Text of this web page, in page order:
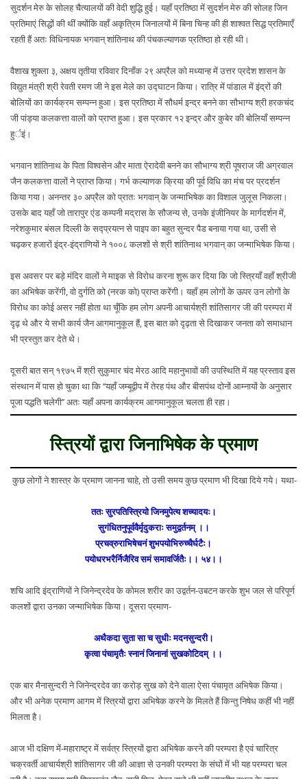
सुदर्शन मेरु के सोलह चैत्यालयों की वेदी शुद्धि हुई। यहाँ प्रतिष्ठा में सुदर्शन मेरु की सोलह जिन
प्रतिमाएं सिद्धों की थीं क्योंकि वहाँ अकृत्रिम जिनालयों में बिना चिन्ह की ही शाश्वत सिद्ध प्रतिमाएँ
रहती हैं अतः विधिनायक भगवान् शांतिनाथ की पंचकल्याणक प्रतिष्ठा हो रही थी।
वैशाख शुक्ला ३, अक्षय तृतीया रविवार दिनाँक २९ अप्रैल को मध्यान्ह में उत्तर प्रदेश शासन के
विद्युत मंत्री श्री रेवती रमण जी ने इस मेले का उद्घाटन किया। रात्रि में पांडाल में इंद्रों की
बोलियों का कार्यक्रम सम्पन्न हुआ। इस प्रतिष्ठा में सौधर्म इन्द्र बनने का सौभाग्य श्री हरकचंद
जी पांड्या कलकत्ता वालों को प्राप्त हुआ। इस प्रकार १२ इन्द्र और कुबेर की बोलियाँ सम्पन्न
हुर्इं।
भगवान शांतिनाथ के पिता विश्वसेन और माता ऐरादेवी बनने का सौभाग्य श्री पूषराज जी अग्रवाल
जैन कलकत्ता वालों ने प्राप्त किया। गर्भ कल्याणक क्रिया की पूर्व विधि का मंच पर प्रदर्शन
किया गया। अनन्तर ३० अप्रैल को प्रातः भगवान् के जन्माभिषेक का विशाल जुलूस निकला।
उसके बाद यहाँ जो तारापुर एंड कम्पनी मद्रास के सौजन्य से, उनके इंजीनियर के मार्गदर्शन में,
नरेशकुमार बंसल दिल्ली के सद्प्रयत्न से पाइप का बहुत सुन्दर पैड बनाया गया था, उसी से
चढ़कर हजारों इंद्र-इंद्राणियों ने १००८ कलशों से श्री शांतिनाथ भगवान् का जन्माभिषेक किया।
इस अवसर पर बड़े मंदिर वालों ने माइक से विरोध करना शुरू कर दिया कि जो स्त्रियाँ वहाँ श्रीजी
का अभिषेक करेंगी, वो दुर्गति को (नरक को) प्राप्त करेंगी। यहाँ हम लोगों के ऊपर उन लोगों के
विरोध का कोई असर नहीं होता था चूँकि हम लोग अपनी आचार्यश्री शांतिसागर जी की परम्परा में
दृढ़ थे और ये सभी कार्य जैन आगमानुकूल हैं, इस बात को दृढ़ता से दिखाकर जनता को समाधान
भी प्रस्तुत कर देते थे।
दूसरी बात सन् १९७५ में श्री सुकुमार चंद मेरठ आदि महानुभावों की उपस्थिति में यह प्रस्ताव इस
संस्थान में पास हो चुका था कि ‘‘यहाँ जम्बूद्वीप में तेरह पंथ और बीसपंथ दोनों आम्नायों के अनुसार
पूजा पद्धति चलेगी’’ अतः यहाँ अपना कार्यक्रम आगमानुकूल चलता ही रहा।
स्त्रियों द्वारा जिनाभिषेक के प्रमाण
कुछ लोगों ने शास्त्र के प्रमाण जानना चाहे, तो उसी समय कुछ प्रमाण भी दिखा दिये गये। यथा-
ततः सुरपतिस्त्रियो जिनमुपेत्य शच्यादयः।
सुगंधितनुपूर्ववैर्मृदुकराः समुद्वर्तनम् ।।
प्रचव्रुराभिषेचनं शुभपयोभिरुच्चैर्घटैः।
पयोधरभरैर्निजैरिव समं समावर्जितैः।। ५४।।
शचि आदि इंद्राणियों ने जिनेन्द्रदेव के कोमल शरीर का उद्वर्तन-उबटन करके शुभ जल से परिपूर्ण
कलशों द्वारा उनका जन्माभिषेक किया। दूसरा प्रमाण-
अथैकदा सुता सा च सुधीः मदनसुन्दरी।
कृत्वा पंचामृतैः स्नानं जिनानां सुखकोटिदम् ।।
एक बार मैनासुन्दरी ने जिनेन्द्रदेव का करोड़ सुख को देने वाला ऐसा पंचामृत अभिषेक किया।
और भी अनेक प्रमाण आगम में स्त्रियों द्वारा अभिषेक करने के मिलते हैं किन्तु निषेध कहीं भी नहीं
मिलता है।
आज भी दक्षिण में-महाराष्ट्र में सर्वत्र स्त्रियों द्वारा अभिषेक करने की परम्परा है एवं चारित्र
चक्रवर्ती आचार्यश्री शांतिसागर जी की आज्ञा से उनकी परम्परा के संघों में भी यह परम्परा चल